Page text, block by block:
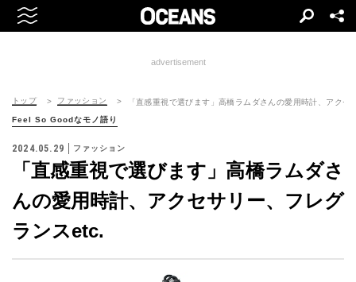
advertisement
トップ ファッション 「直感重視で選びます」高橋ラムダさんの愛用時計、アク
Feel So Goodなモノ語り
2024.05.29 ファッション
「直感重視で選びます」高橋ラムダさ
んの愛用時計、アクセサリー、フレグ
ランスetc.